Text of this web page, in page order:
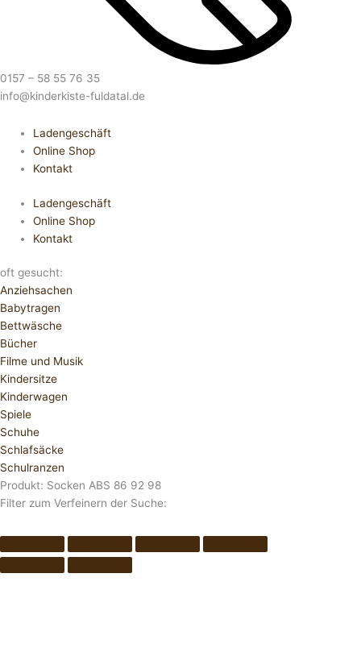
0157 – 58 55 76 35
info@kinderkiste-fuldatal.de
Ladengeschäft
Online Shop
Kontakt
Ladengeschäft
Online Shop
Kontakt
oft gesucht:
Anziehsachen
Babytragen
Bettwäsche
Bücher
Filme und Musik
Kindersitze
Kinderwagen
Spiele
Schuhe
Schlafsäcke
Schulranzen
Produkt: Socken ABS 86 92 98
Filter zum Verfeinern der Suche: